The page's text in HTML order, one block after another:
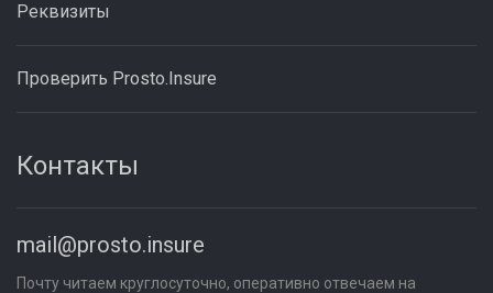
Реквизиты
Проверить Prosto.Insure
Контакты
mail@prosto.insure
Почту читаем круглосуточно, оперативно отвечаем на